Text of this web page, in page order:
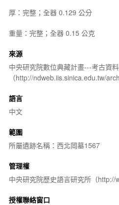
厚：完整；全器 0.129 公分
重量：完整；全器 0.15 公克
來源
中央研究院數位典藏計畫---考古資
（http://ndweb.iis.sinica.edu.tw/
語言
中文
範圍
所屬遺跡名稱：西北岡墓1567
管理權
中央研究院歷史語言研究所（http://
授權聯絡窗口